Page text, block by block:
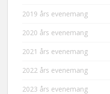
2019 års evenemang
2020 års evenemang
2021 års evenemang
2022 års evenemang
2023 års evenemang